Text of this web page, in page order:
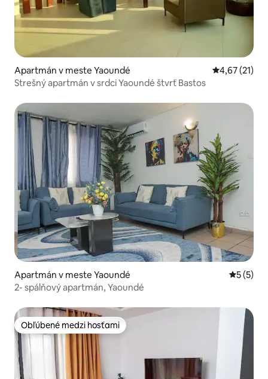
Apartmán v meste Yaoundé Priemerné
4,67 (21)
Strešný apartmán v srdci Yaoundé štvrť Bastos
Apartmán v meste Yaoundé
5 (5)
2- spálňový apartmán, Yaoundé
Obľúbené medzi hosťami
Obľúbené medzi hosťami